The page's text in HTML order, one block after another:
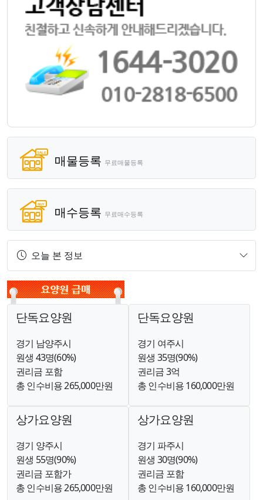
매물등록 무료매물등록
매수등록 무료매수등록
오늘 본 정보
단독요양원
경기 남양주시
원생 43명(60%)
권리금 포함
총 인수비용 265,000만원
단독요양원
경기 여주시
원생 35명(90%)
권리금 3억
총 인수비용 160,000만원
상가요양원
경기 양주시
원생 55명(90%)
권리금 포함가
총 인수비용 265,000만원
상가요양원
경기 파주시
원생 30명(90%)
권리금 포함
총 인수비용 160,000만원